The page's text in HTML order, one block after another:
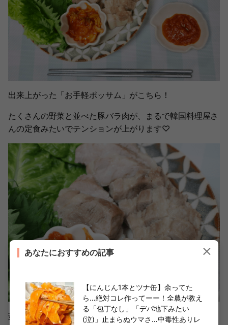
出来上がった「お手軽ポッサム」がこちら！
たくさんの野菜と並べた豚バラ肉が、まるで韓国料理屋さ
んの定食みたいでテンションが上がります♡
茹でた豚バラ肉はしっとりとしていて、焼いたものと比べ
あなたにおすすめの記事
【にんじん1本とツナ缶】余ってた
ら…絶対コレ作ってーー！全農が教え
る「包丁なし」「デパ地下みたい
(泣)」止まらぬウマさ…中毒性ありレ